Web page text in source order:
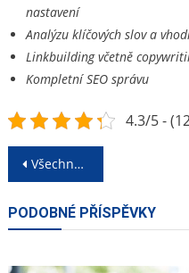
nastavení
Analýzu klíčových slov a
Linkbuilding včetně
Kompletní SEO správu
4.3/5 -
Navigace
příspěvek
Všechno pro dokonale průzračnou vodu
PODOBNÉ PŘÍSPĚVKY